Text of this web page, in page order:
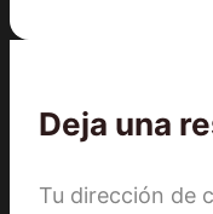
Deja una
Tu dirección de